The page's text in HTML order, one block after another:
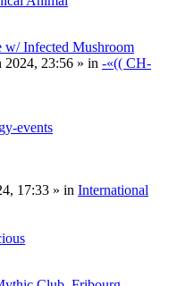
w/ Infected Mushroom
2024, 23:56 » in -«(( CH-
events
17:33 » in International